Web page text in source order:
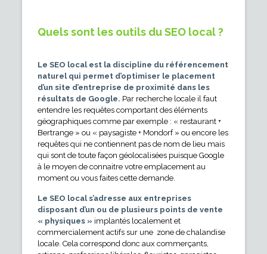
Quels sont les outils du SEO local ?
Le SEO local est la discipline du référencement
naturel qui permet d’optimiser le placement
d’un site d’entreprise de proximité dans les
résultats de Google. Par recherche locale il faut
entendre les requêtes comportant des éléments
géographiques comme par exemple : « restaurant +
Bertrange » ou « paysagiste + Mondorf » ou encore les
requêtes qui ne contiennent pas de nom de lieu mais
qui sont de toute façon géolocalisées puisque Google
à le moyen de connaitre votre emplacement au
moment ou vous faites cette demande.
Le SEO local s’adresse aux entreprises
disposant d’un ou de plusieurs points de vente
« physiques » implantés localement et
commercialement actifs sur une zone de chalandise
locale. Cela correspond donc aux commerçants,